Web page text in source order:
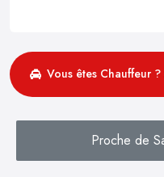
Vous êtes Chauffeur
Proche de